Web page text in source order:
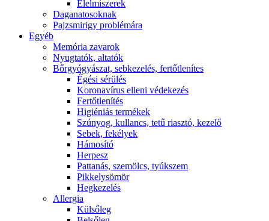
É́lelmiszerek
Daganatosoknak
Pajzsmirigy problémára
Egyéb
Memória zavarok
Nyugtatók, altatók
Bőrgyógyászat, sebkezelés, fertőtlenítes
É́gési sérülés
Koronavírus elleni védekezés
Fertőtlenítés
Higiéniás termékek
Szúnyog, kullancs, tetű riasztó, kezelő
Sebek, fekélyek
Hámosító
Herpesz
Pattanás, szemölcs, tyúkszem
Pikkelysömör
Hegkezelés
Allergia
Külsőleg